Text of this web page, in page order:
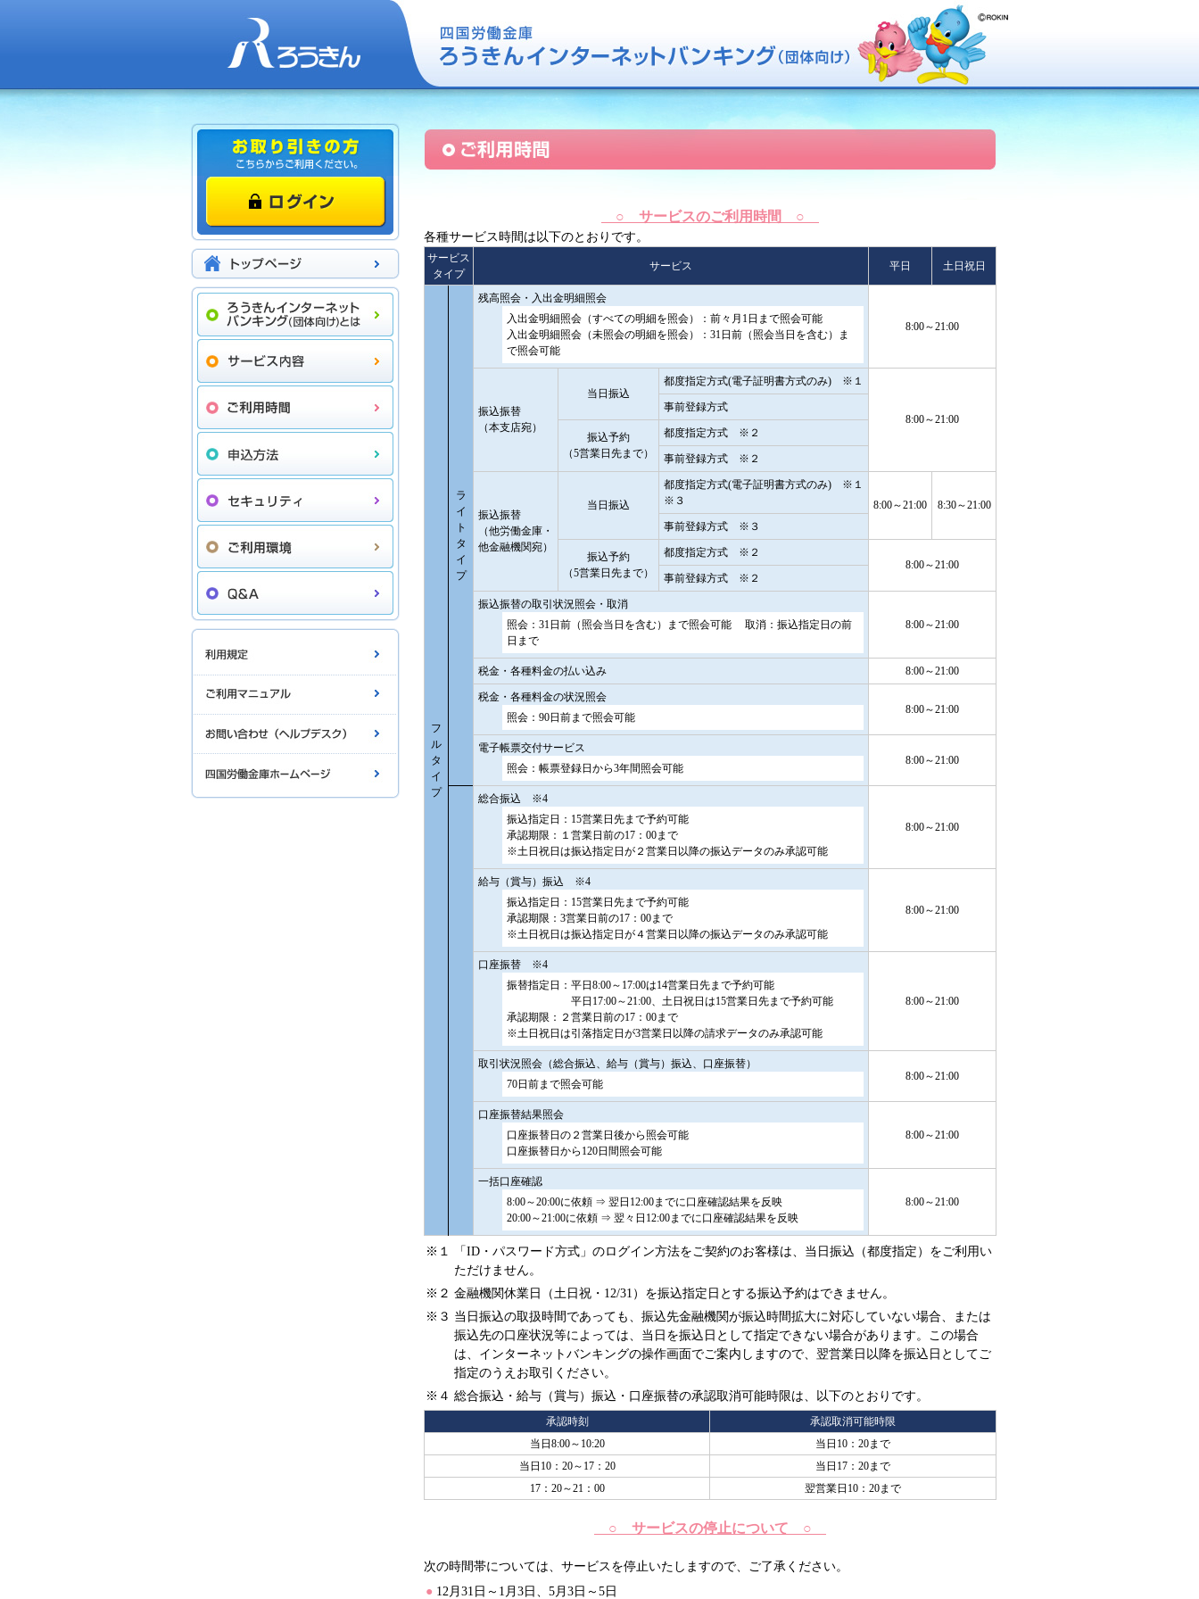
○ サービスのご利用時間 ○
各種サービス時間は以下のとおりです。
サービス
タイプ
サービス 平日 土日祝日
フ
ル
タ
イ
プ
ラ
イ
ト
タ
イ
プ
残高照会・入出金明細照会
入出金明細照会（すべての明細を照会）：前々月1日まで照会可能
入出金明細照会（未照会の明細を照会）：31日前（照会当日を含む）ま
で照会可能
8:00～21:00
振込振替
（本支店宛）
当日振込
都度指定方式(電子証明書方式のみ) ※１
8:00～21:00
事前登録方式
振込予約
（5営業日先まで）
都度指定方式 ※２
事前登録方式 ※２
振込振替
（他労働金庫・
他金融機関宛）
当日振込
都度指定方式(電子証明書方式のみ) ※１
※３
8:00～21:00
8:30～21:00
事前登録方式 ※３
振込予約
（5営業日先まで）
都度指定方式 ※２
8:00～21:00
事前登録方式 ※２
振込振替の取引状況照会・取消
照会：31日前（照会当日を含む）まで照会可能 取消：振込指定日の前
日まで
8:00～21:00
税金・各種料金の払い込み 8:00～21:00
税金・各種料金の状況照会
照会：90日前まで照会可能
8:00～21:00
電子帳票交付サービス
照会：帳票登録日から3年間照会可能
8:00～21:00
総合振込 ※4
振込指定日：15営業日先まで予約可能
承認期限：１営業日前の17：00まで
※土日祝日は振込指定日が２営業日以降の振込データのみ承認可能
8:00～21:00
給与（賞与）振込 ※4
振込指定日：15営業日先まで予約可能
承認期限：3営業日前の17：00まで
※土日祝日は振込指定日が４営業日以降の振込データのみ承認可能
8:00～21:00
口座振替 ※4
振替指定日：平日8:00～17:00は14営業日先まで予約可能
平日17:00～21:00、土日祝日は15営業日先まで予約可能
承認期限：２営業日前の17：00まで
※土日祝日は引落指定日が3営業日以降の請求データのみ承認可能
8:00～21:00
取引状況照会（総合振込、給与（賞与）振込、口座振替）
70日前まで照会可能
8:00～21:00
口座振替結果照会
口座振替日の２営業日後から照会可能
口座振替日から120日間照会可能
8:00～21:00
一括口座確認
8:00～20:00に依頼 ⇒ 翌日12:00までに口座確認結果を反映
20:00～21:00に依頼 ⇒ 翌々日12:00までに口座確認結果を反映
8:00～21:00
※１
「ID・パスワード方式」のログイン方法をご契約のお客様は、当日振込（都度指定）をご利用い
ただけません。
※２ 金融機関休業日（土日祝・12/31）を振込指定日とする振込予約はできません。
※３ 当日振込の取扱時間であっても、振込先金融機関が振込時間拡大に対応していない場合、または
振込先の口座状況等によっては、当日を振込日として指定できない場合があります。この場合
は、インターネットバンキングの操作画面でご案内しますので、翌営業日以降を振込日としてご
指定のうえお取引ください。
※４ 総合振込・給与（賞与）振込・口座振替の承認取消可能時限は、以下のとおりです。
承認時刻
承認取消可能時限
当日8:00～10:20
当日10：20まで
当日10：20～17：20
当日17：20まで
17：20～21：00
翌営業日10：20まで
○ サービスの停止について ○
次の時間帯については、サービスを停止いたしますので、ご了承ください。
● 12月31日～1月3日、5月3日～5日